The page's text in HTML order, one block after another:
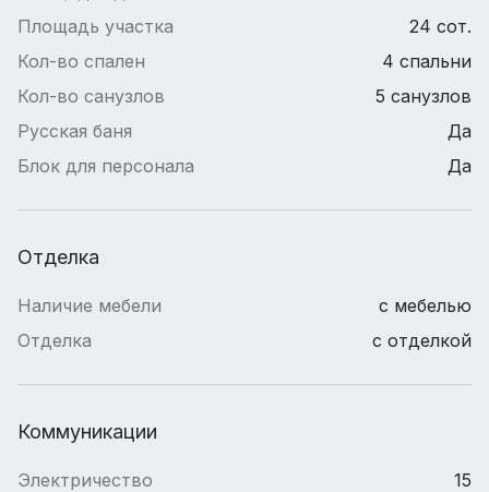
Площадь участка
24 сот.
Кол-во спален
4 спальни
Кол-во санузлов
5 санузлов
Русская баня
Да
Блок для персонала
Да
Отделка
Наличие мебели
с мебелью
Отделка
с отделкой
Коммуникации
Электричество
15